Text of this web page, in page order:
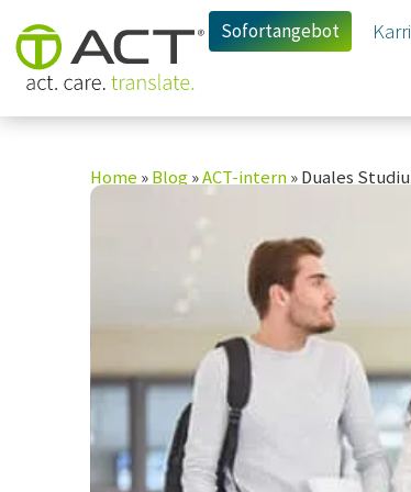
Sofortangebot
Home »Blog»ACT-intern»Duales